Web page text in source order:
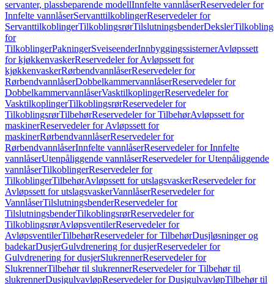
servanter, plassbeparende modellInnfelte vannlåserReservedeler for
Innfelte vannlåserServanttilkoblingerReservedeler for
ServanttilkoblingerTilkoblingsrørTilslutningsbenderDeksler
for
TilkoblingerPakningerSveiseenderInnbyggingssisternerAvløpssett
for kjøkkenvaskerReservedeler for Avløpssett for
kjøkkenvaskerRørbendvannlåserReservedeler for
RørbendvannlåserDobbelkammervannlåserReservedeler for
DobbelkammervannlåserVasktilkoplingerReservedeler for
VasktilkoplingerTilkoblingsrørReservedeler for
TilkoblingsrørTilbehørReservedeler for TilbehørAvløpssett for
maskinerReservedeler for Avløpssett for
maskinerRørbendvannlåserReservedeler for
RørbendvannlåserInnfelte vannlåserReservedeler for Innfelte
vannlåserUtenpåliggende vannlåserReservedeler for Utenpåliggende
vannlåserTilkoblingerReservedeler for
TilkoblingerTilbehørAvløpssett for utslagsvaskerReservedeler for
Avløpssett for utslagsvaskerVannlåserReservedeler for
VannlåserTilslutningsbenderReservedeler for
TilslutningsbenderTilkoblingsrørReservedeler for
TilkoblingsrørAvløpsventilerReservedeler for
AvløpsventilerTilbehørReservedeler for TilbehørDusjløsninger og
badekarDusjerGulvdrenering for dusjerReservedeler for
Gulvdrenering for dusjerSlukrennerReservedeler for
SlukrennerTilbehør til slukrennerReservedeler for Tilbehør til
slukrennerDusjgulvavløpReservedeler for DusjgulvavløpTilbehør til